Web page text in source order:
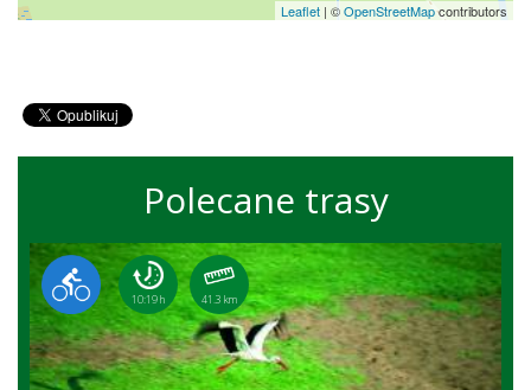
Leaflet | ©OpenStreetMapcontributors
Polecane trasy
10:19 h 41.3 km